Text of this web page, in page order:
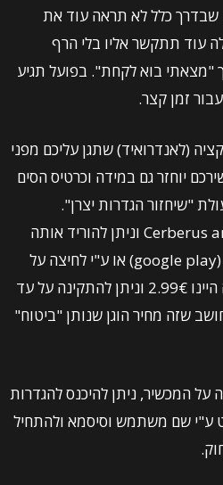
שבדרך כלל לא תראה עוד את
עוד תתקשר אליו בלי הרף
"מצאתי בוא לקחת". בפועל תגיע
זמן קצר.
(לאנדרואיד) שתגן עליכם מפני
יוחזר גם במידה וכרטיס הסים
"שיחזור הגדרות יצרן".
לאפליקציה קוראים Cerberus anti theft וניתן להוריד אותה
בחיפוש בחנות האפליקציות (google play) או ע"י לחיצה על
הלינק הזה. מחיר האפליקציה היינו 2.99€ וניתן להתקינה על עד
שזה מחיר הוגן שנותן "ביטוח"
המכשיר, ניתן להיכנס להגדרות
ע"י שם משתמש וסיסמא ולהתחיל